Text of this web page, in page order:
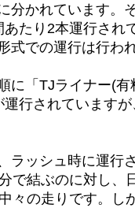
分かれています。
たり2本運行され
式での運行は行わ
に「TJライナー(
行されています
ラッシュ時に運行
で結ぶのに対し
々の走りです。